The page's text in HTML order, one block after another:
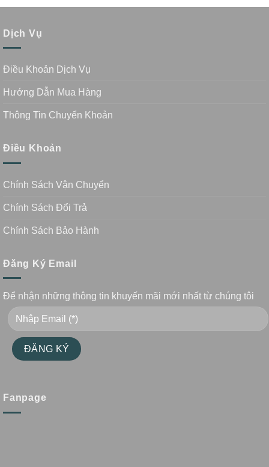
Dịch Vụ
Điều Khoản Dịch Vụ
Hướng Dẫn Mua Hàng
Thông Tin Chuyển Khoản
Điều Khoản
Chính Sách Vận Chuyển
Chính Sách Đổi Trả
Chính Sách Bảo Hành
Đăng Ký Email
Để nhận những thông tin khuyến mãi mới nhất từ chúng tôi
Fanpage